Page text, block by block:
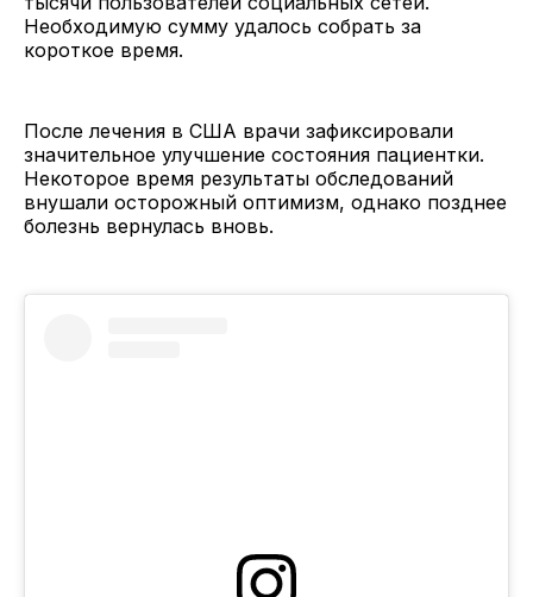
Необходимую сумму удалось собрать за
короткое время.
После лечения в США врачи зафиксировали
значительное улучшение состояния пациентки.
Некоторое время результаты обследований
внушали осторожный оптимизм, однако позднее
болезнь вернулась вновь.